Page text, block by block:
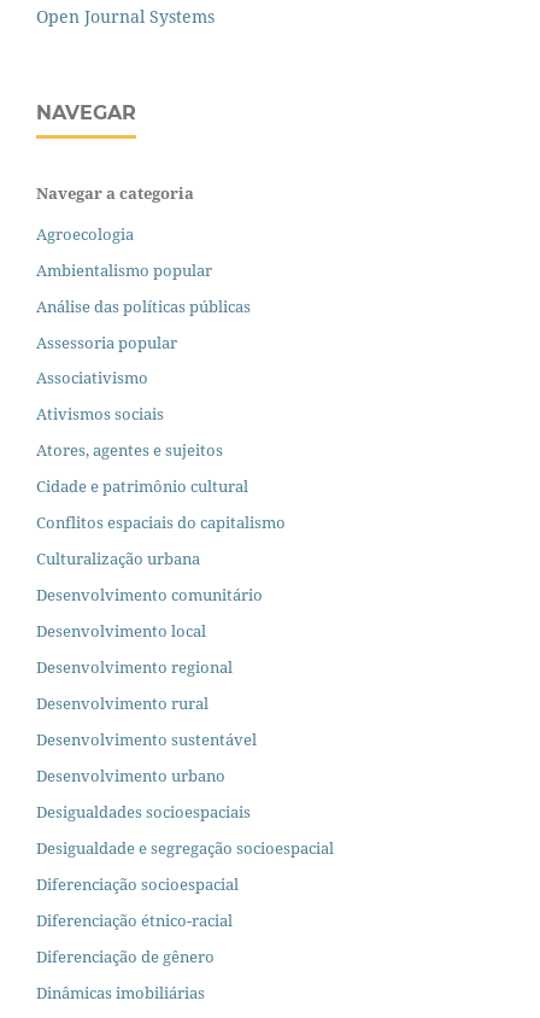
Open Journal Systems
NAVEGAR
Navegar a categoria
Agroecologia
Ambientalismo popular
Análise das políticas públicas
Assessoria popular
Associativismo
Ativismos sociais
Atores, agentes e sujeitos
Cidade e patrimônio cultural
Conflitos espaciais do capitalismo
Culturalização urbana
Desenvolvimento comunitário
Desenvolvimento local
Desenvolvimento regional
Desenvolvimento rural
Desenvolvimento sustentável
Desenvolvimento urbano
Desigualdades socioespaciais
Desigualdade e segregação socioespacial
Diferenciação socioespacial
Diferenciação étnico-racial
Diferenciação de gênero
Dinâmicas imobiliárias